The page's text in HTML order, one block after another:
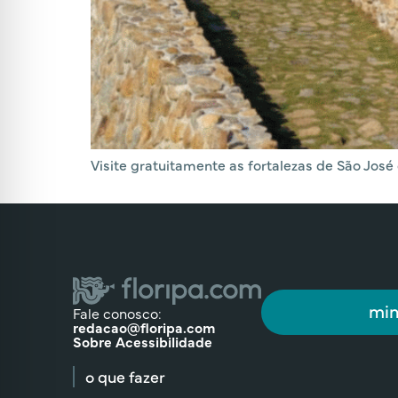
Visite gratuitamente as fortalezas de São
Fale conosco:
redacao@floripa.com
Sobre Acessibilidade
o que fazer